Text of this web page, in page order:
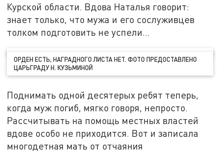
Курской области. Вдова Наталья говорит:
знает только, что мужа и его сослуживцев
толком подготовить не успели...
ОРДЕН ЕСТЬ, НАГРАДНОГО ЛИСТА НЕТ. ФОТО ПРЕДОСТАВЛЕНО
ЦАРЬГРАДУ Н. КУЗЬМИНОЙ
Поднимать одной десятерых ребят теперь,
когда муж погиб, мягко говоря, непросто.
Рассчитывать на помощь местных властей
вдове особо не приходится. Вот и записала
многодетная мать от отчаяния